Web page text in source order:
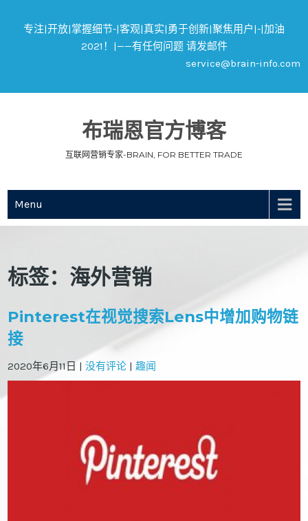
专注|开放|掌握细节-|客观|真实|勇于创新|聚焦用户|-|加油
2021！|——有任何问题 请发邮件
service@brain-info.com
布瑞恩官方博客
互联网营销专家-BRAIN, FOR BETTER TRADE
Menu
标签：海外营销
Pinterest在视觉搜索Lens中增加购物链
接
2020年6月11日 |没有评论 |趣闻